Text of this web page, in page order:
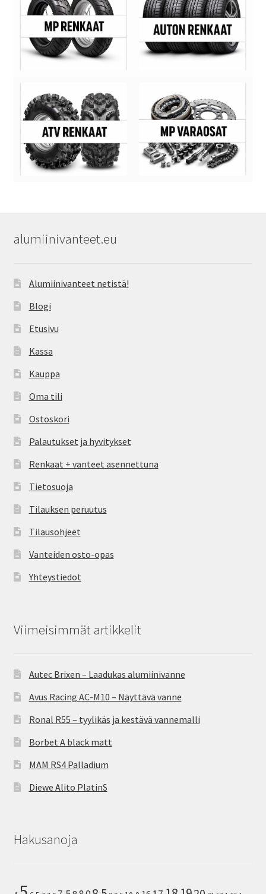
alumiinivanteet.eu
Alumiinivanteet netistä!
Blogi
Etusivu
Kassa
Kauppa
Oma tili
Ostoskori
Palautukset ja hyvitykset
Renkaat + vanteet asennettuna
Tietosuoja
Tilauksen peruutus
Tilausohjeet
Vanteiden osto-opas
Yhteystiedot
Viimeisimmät artikkelit
Autec Brixen – Laadukas alumiinivanne
Avus Racing AC-M10 – Näyttävä vanne
Ronal R55 – tyylikäs ja kestävä vannemalli
Borbet A black matt
MAM RS4 Palladium
Diewe Alito PlatinS
Hakusanoja